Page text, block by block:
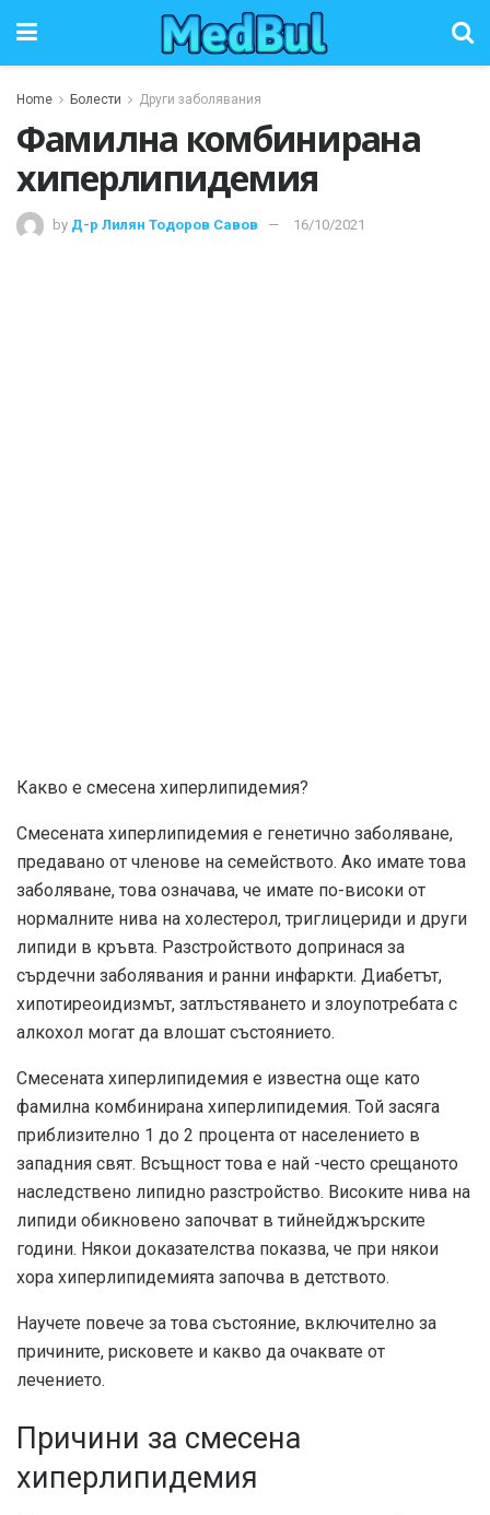
Home Болести Други заболявания
Фамилна комбинирана
хиперлипидемия
by Д-р Лилян Тодоров Савов 16/10/2021
Какво е смесена хиперлипидемия?
Смесената хиперлипидемия е генетично заболяване,
предавано от членове на семейството. Ако имате това
заболяване, това означава, че имате по-високи от
нормалните нива на холестерол, триглицериди и други
липиди в кръвта. Разстройството допринася за
сърдечни заболявания и ранни инфаркти. Диабетът,
хипотиреоидизмът, затлъстяването и злоупотребата с
алкохол могат да влошат състоянието.
Смесената хиперлипидемия е известна още като
фамилна комбинирана хиперлипидемия. Той засяга
приблизително 1 до 2 процента от населението в
западния свят. Всъщност това е най -често срещаното
наследствено липидно разстройство. Високите нива на
липиди обикновено започват в тийнейджърските
години. Някои доказателства показва, че при някои
хора хиперлипидемията започва в детството.
Научете повече за това състояние, включително за
причините, рисковете и какво да очаквате от
лечението.
Причини за смесена
хиперлипидемия